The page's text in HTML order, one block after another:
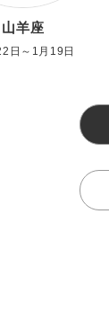
山羊座
日～1月19日